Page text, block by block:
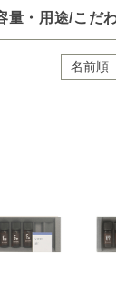
量・用途/こだ
種類 の項目ごとに選
選択するたびに絞り込
オイル
スティック専用オイル